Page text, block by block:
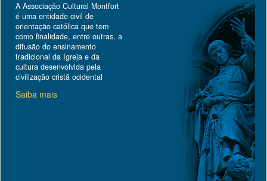
A Associação Cultural Montfort
é uma entidade civil de
orientação católica que tem
como finalidade, entre outras, a
difusão do ensinamento
tradicional da Igreja e da
cultura desenvolvida pela
civilização cristã ocidental
Saiba mais